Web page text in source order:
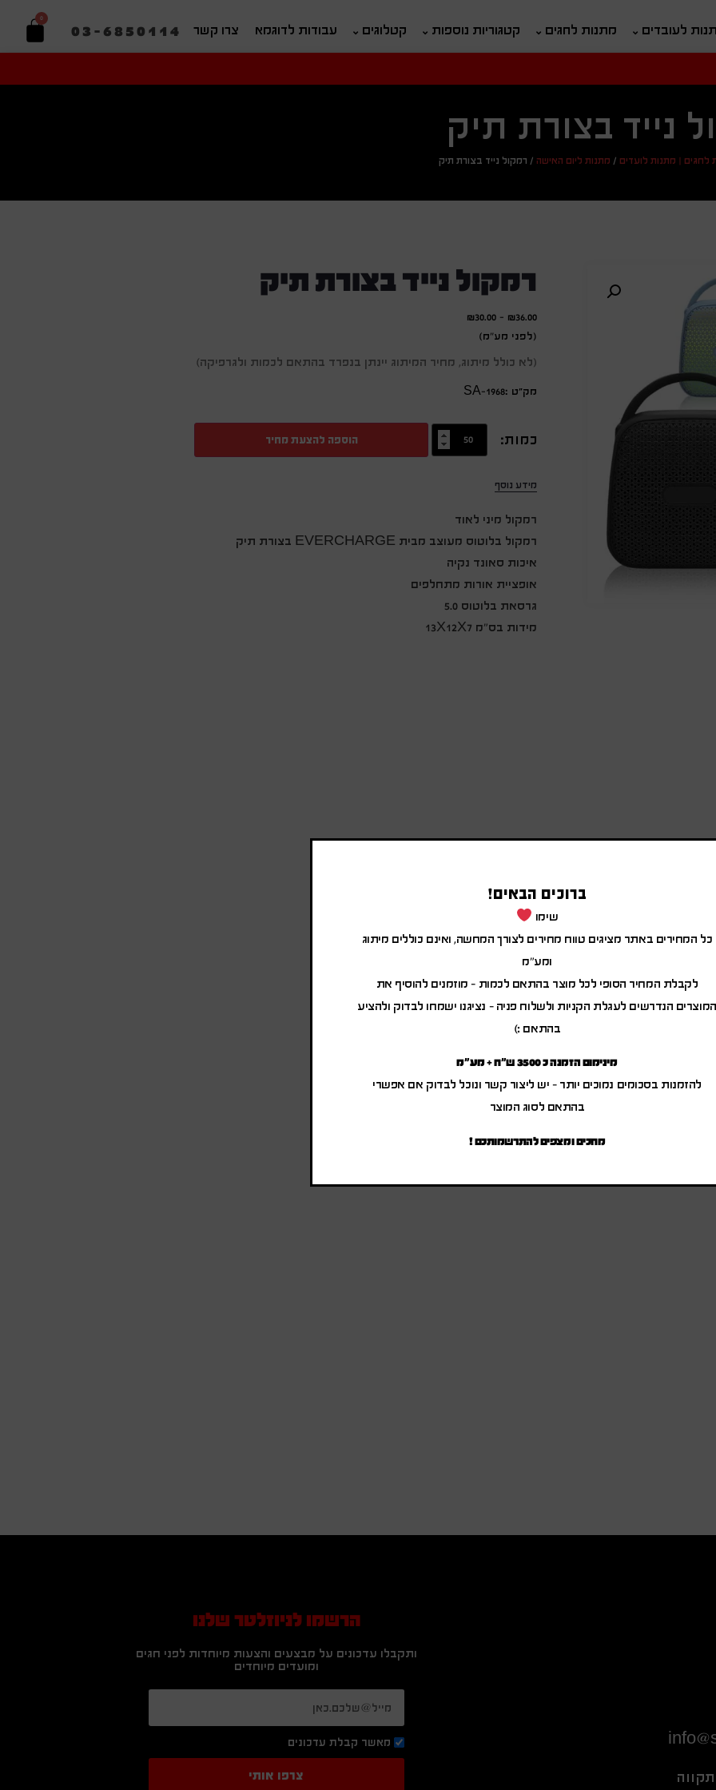
לעובדים מתנות לחגים קטגוריות נוספות קטלוגים עבודות לדוגמא צרו קשר 03-6850114
0
נייד בצורת תיק
לחגים | מתנות לועדים / מתנות ליום האישה / רמקול נייד בצורת תיק
רמקול נייד בצורת תיק
₪36.00
-
₪30.00
(לפני מע"מ)
(לא כולל מיתוג, מחיר המיתוג יינתן בנפרד בהתאם לכמות ולגרפיקה)
מק״ט :SA-1968
כמות: הוספה להצעת מחיר
מידע נוסף
רמקול מיני לאוד
רמקול בלוטוס מעוצב מבית EVERCHARGE בצורת תיק
איכות סאונד נקיה
אופציית אורות מתחלפים
גרסאת בלוטוס 5.0
מידות בס"מ 13X12X7
הרשמו לניוזלטר שלנו
ותקבלו עדכונים על מבצעים והצעות מיוחדות לפני חגים
ומועדים מיוחדים
מאשר קבלת עדכונים
צרפו אותי
ברוכים הבאים!
שימו
כל המחירים באתר מציגים טווח מחירים לצורך המחשה, ואינם כוללים מיתוג
ומע"מ
לקבלת המחיר הסופי לכל מוצר בהתאם לכמות – מוזמנים להוסיף את
המוצרים הנדרשים לעגלת הקניות ולשלוח פניה – נציגנו ישמחו לבדוק ולהציע
בהתאם :)
מינימום הזמנה כ 3500 ש"ח + מע"מ
להזמנות בסכומים נמוכים יותר – יש ליצור קשר ונוכל לבדוק אם אפשרי
בהתאם לסוג המוצר
מחכים ומצפים להתרשמותכם !